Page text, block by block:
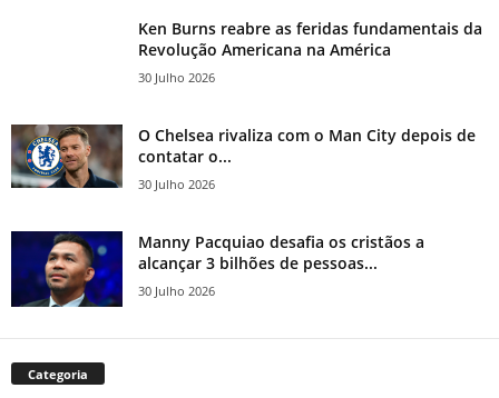
Ken Burns reabre as feridas fundamentais da
Revolução Americana na América
30 Julho 2026
O Chelsea rivaliza com o Man City depois de
contatar o...
30 Julho 2026
Manny Pacquiao desafia os cristãos a
alcançar 3 bilhões de pessoas...
30 Julho 2026
Categoria